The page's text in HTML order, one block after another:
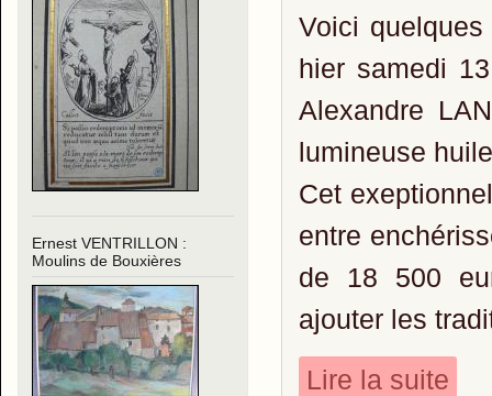
Ernest VENTRILLON :
Moulins de Bouxières
Voici
hier samedi
Alexandre
lumineuse
Cet
entre
de 18 500
ajouter les
Lire la suite